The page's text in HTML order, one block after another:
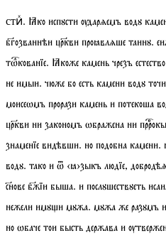
стиⷯ. Ꙗко испꙋсти ѹдарѧемъ водꙋ
бгозваннѣи цркви проꙗвлѧше таинꙋ.
тѡкованїе. Ꙗкоже камень чрезъ
не имыи. чюже бо есть камени водꙋ
моисеѡмъ прорази камень и потекоша
цркви ни закономъ ѡбражена ни
знаменїе видѣвши. но подобна
водꙋ. тако и ѿ ‹ꙗ›зыкъ людїе,
снове бжїи быша. и послꙋшествꙋеть
нежели имꙋи мꙋжа. мꙋжа же разꙋмъ и
но ѡбаче тои бысть держава и